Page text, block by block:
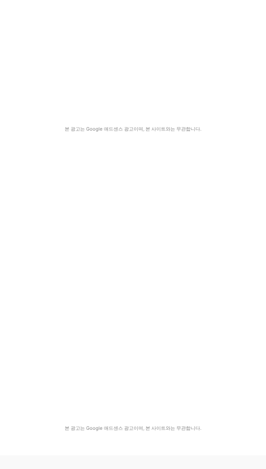
본 광고는 Google 애드센스 광고이며, 본 사이트와는 무관합니다.
본 광고는 Google 애드센스 광고이며, 본 사이트와는 무관합니다.